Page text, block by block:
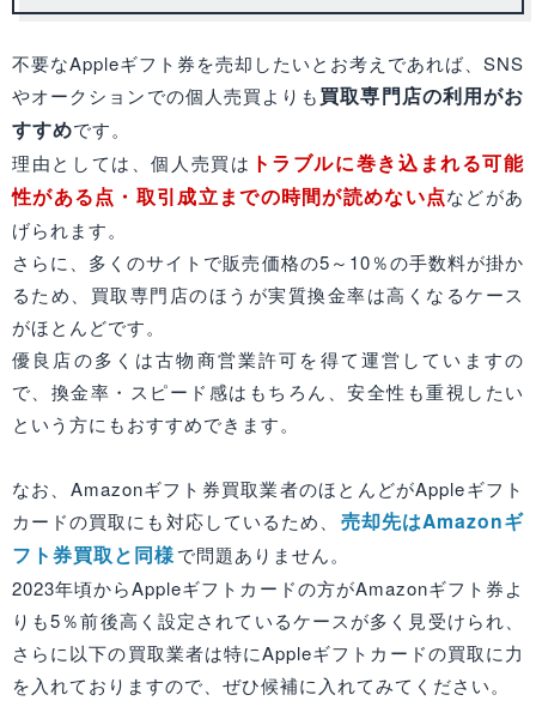
不要なAppleギフト券を売却したいとお考えであれば、SNS
やオークションでの個人売買よりも買取専門店の利用がお
すすめです。
理由としては、個人売買は トラブルに巻き込まれる可能
性がある点・取引成立までの時間が読めない点などがあ
げられます。
さらに、多くのサイトで販売価格の5～10％の手数料が掛か
るため、買取専門店のほうが実質換金率は高くなるケース
がほとんどです。
優良店の多くは古物商営業許可を得て運営していますの
で、換金率・スピード感はもちろん、安全性も重視したい
という方にもおすすめできます。
なお、Amazonギフト券買取業者のほとんどがAppleギフト
カードの買取にも対応しているため、 売却先はAmazonギ
フト券買取と同様で問題ありません。
2023年頃からAppleギフトカードの方がAmazonギフト券よ
りも5％前後高く設定されているケースが多く見受けられ、
さらに以下の買取業者は特にAppleギフトカードの買取に力
を入れておりますので、ぜひ候補に入れてみてください。